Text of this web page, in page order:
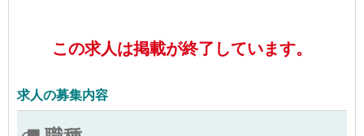
この求人は掲載が終了しています。
求人の募集内容